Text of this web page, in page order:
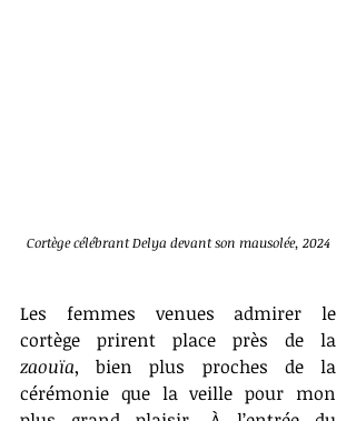
Cortège célébrant Delya devant son mausolée, 2024
Les femmes venues admirer le
cortège prirent place près de la
zaouïa, bien plus proches de la
cérémonie que la veille pour mon